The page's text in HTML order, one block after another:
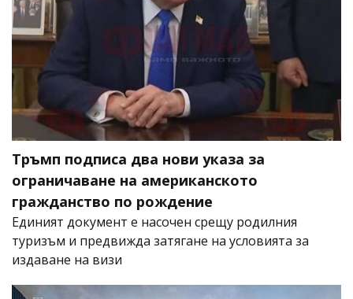
Тръмп подписа два нови указа за
ограничаване на американското
гражданство по рождение
Единият документ е насочен срещу родилния
туризъм и предвижда затягане на условията за
издаване на визи